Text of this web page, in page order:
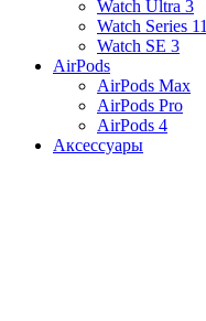
Watch Ultra 3
Watch Series 11
Watch SE 3
AirPods
AirPods Max
AirPods Pro
AirPods 4
Аксессуары